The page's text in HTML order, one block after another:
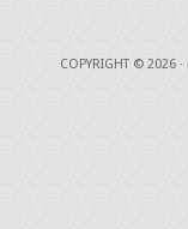
COPYRIGHT © 2026 ·